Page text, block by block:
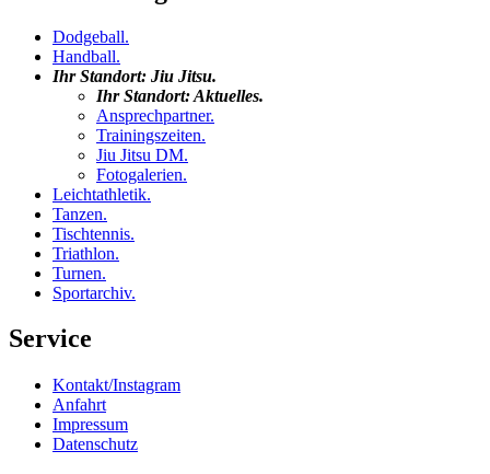
Dodgeball.
Handball.
Ihr Standort: Jiu Jitsu.
Ihr Standort:Aktuelles.
Ansprechpartner.
Trainingszeiten.
Jiu Jitsu DM.
Fotogalerien.
Leichtathletik.
Tanzen.
Tischtennis.
Triathlon.
Turnen.
Sportarchiv.
Service
Kontakt/Instagram
Anfahrt
Impressum
Datenschutz